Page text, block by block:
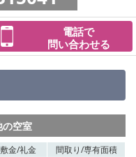
電話で
問い合わせる
の空室
敷金/礼金 間取り/専有面積